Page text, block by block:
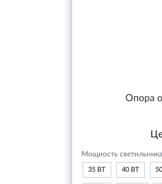
Опора
Мощность светильника
35 ВТ 40 ВТ